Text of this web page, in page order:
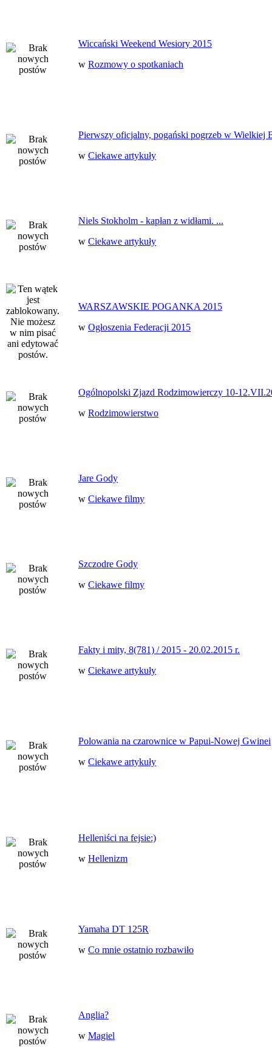
Wiccański Weekend Wesiory 2015
w Rozmowy o spotkaniach
Pierwszy oficjalny, pogański pogrzeb w Wielkiej
w Ciekawe artykuły
Niels Stokholm - kapłan z widłami. ...
w Ciekawe artykuły
WARSZAWSKIE POGANKA 2015
w Ogłoszenia Federacji 2015
Ogólnopolski Zjazd Rodzimowierczy 10-
w Rodzimowierstwo
Jare Gody
w Ciekawe filmy
Szczodre Gody
w Ciekawe filmy
Fakty i mity, 8(781) / 2015 - 20.02.2015 r.
w Ciekawe artykuły
Polowania na czarownice w Papui-Nowej Gwinei
w Ciekawe artykuły
Helleniści na fejsie:)
w Hellenizm
Yamaha DT 125R
w Co mnie ostatnio rozbawiło
Anglia?
w Magiel